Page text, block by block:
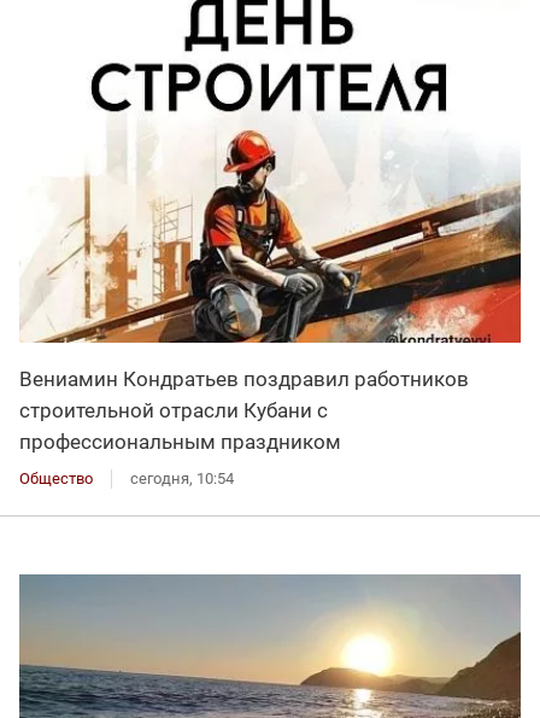
Вениамин Кондратьев поздравил работников
строительной отрасли Кубани с
профессиональным праздником
Общество сегодня, 10:54